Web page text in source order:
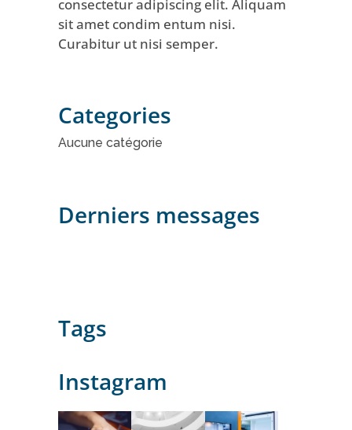
consectetur adipiscing elit. Aliquam
sit amet condim entum nisi.
Curabitur ut nisi semper.
Categories
Aucune catégorie
Derniers messages
Tags
Instagram